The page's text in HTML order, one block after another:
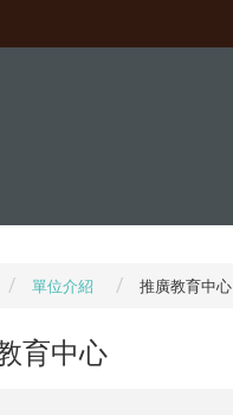
單位介紹 推廣教育中心
育中心